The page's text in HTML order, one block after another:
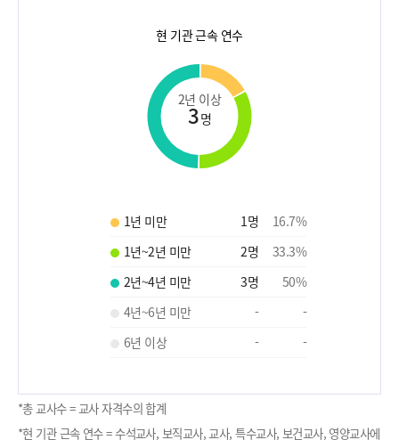
현 기관 근속 연수
2년 이상
3명
1년 미만 1명 16.7%
1년~2년 미만
2명 33.3%
2년~4년 미만
3명 50%
4년~6년 미만
-
-
6년 이상
- -
*총 교사수 = 교사 자격수의 합계
*현 기관 근속 연수 = 수석교사, 보직교사, 교사, 특수교사, 보건교사, 영양교사에